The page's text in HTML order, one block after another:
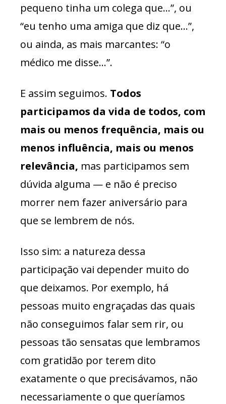
pequeno tinha um colega que…”, ou
“eu tenho uma amiga que diz que…”,
ou ainda, as mais marcantes: “o
médico me disse…”.
E assim seguimos. Todos
participamos da vida de todos, com
mais ou menos frequência, mais ou
menos influência, mais ou menos
relevância, mas participamos sem
dúvida alguma — e não é preciso
morrer nem fazer aniversário para
que se lembrem de nós.
Isso sim: a natureza dessa
participação vai depender muito do
que deixamos. Por exemplo, há
pessoas muito engraçadas das quais
não conseguimos falar sem rir, ou
pessoas tão sensatas que lembramos
com gratidão por terem dito
exatamente o que precisávamos, não
necessariamente o que queríamos